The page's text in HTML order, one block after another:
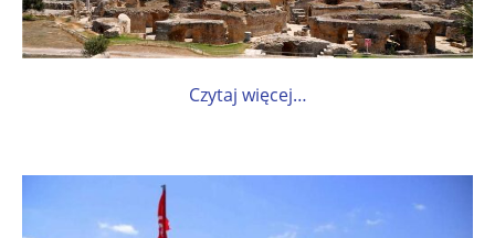
Czytaj więcej…